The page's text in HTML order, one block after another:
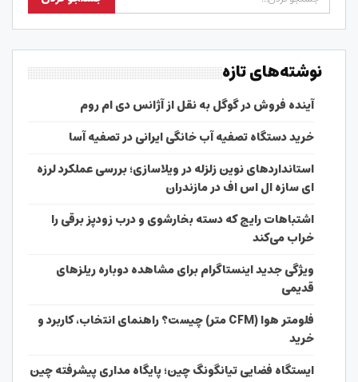
نوشته‌های تازه
آینده فروش در گوگل به نقل از آژانس دی ام روم
خرید دستگاه تصفیه آب خانگی ایرانی در تصفیه آسا
استانداردهای نوین زلزله در ویلاسازی؛ بررسی عملکرد لرزه
ای سازه ال اس اف در مازندران
اشتباهات رایج که دسته بخارشوی و درب زودپز برقی را
خراب می‌کند
ویژگی جدید اینستاگرام برای مشاهده دوباره ریلزهای
قدیمی
فلومتر هوا (CFM متر) چیست؟ راهنمای انتخاب، کاربرد و
خرید
ایستگاه فضایی تیانگونگ چین؛ پایگاه مداری پیشرفته چین